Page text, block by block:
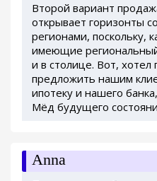
Второй вариант
открывает горизонты
регионами, поскольку,
имеющие
и в столице. Вот, хотел
предложить нашим
ипотеку и нашего
Мёд будущего
Anna